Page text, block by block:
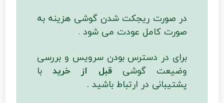
در صورت ریجکت شدن گوشی هزینه به
صورت کامل عودت می شود .
برای در دسترس بودن سرویس و بررسی
وضیعت گوشیقبل از خریدبا
پشتیبانی در ارتباط باشید .